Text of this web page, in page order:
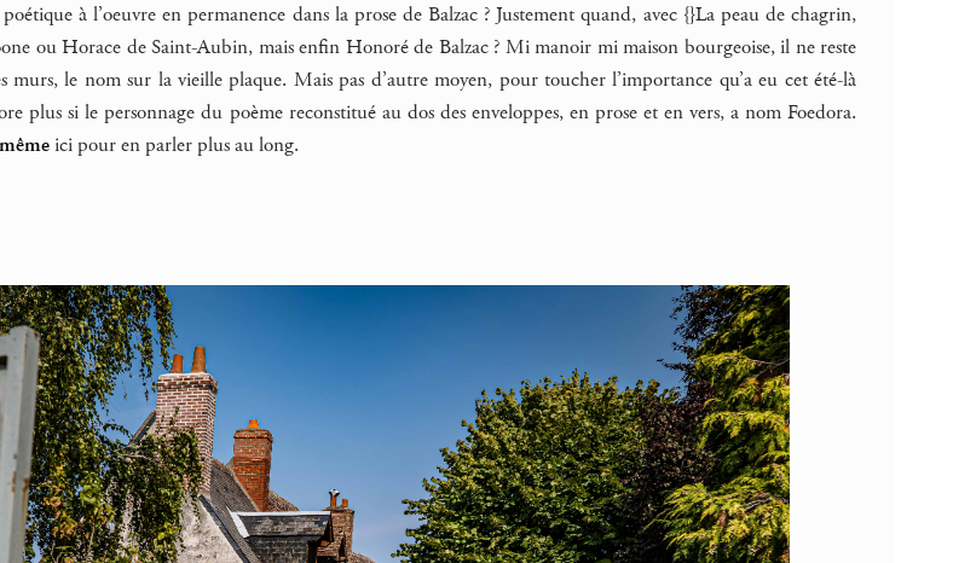
à l’oeuvre en permanence dans la prose de Balzac ? Justement quand, avec {}La peau de chagrin,
ou Horace de Saint-Aubin, mais enfin Honoré de Balzac ? Mi manoir mi maison bourgeoise, il ne reste
murs, le nom sur la vieille plaque. Mais pas d’autre moyen, pour toucher l’importance qu’a eu cet été-là
plus si le personnage du poème reconstitué au dos des enveloppes, en prose et en vers, a nom Foedora.
ici pour en parler plus au long.